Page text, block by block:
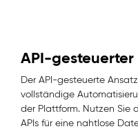
API-gesteuerter
Der API-gesteuerte
vollständige
der Plattform. Nutzen Sie
APIs für eine nahtlose